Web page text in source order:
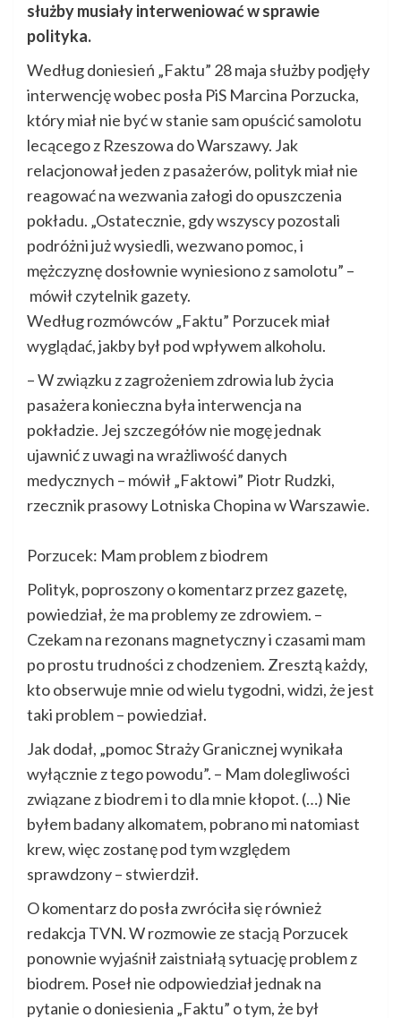
służby musiały interweniować w sprawie
polityka.
Według doniesień „Faktu” 28 maja służby podjęły
interwencję wobec posła PiS Marcina Porzucka,
który miał nie być w stanie sam opuścić samolotu
lecącego z Rzeszowa do Warszawy. Jak
relacjonował jeden z pasażerów, polityk miał nie
reagować na wezwania załogi do opuszczenia
pokładu. „Ostatecznie, gdy wszyscy pozostali
podróżni już wysiedli, wezwano pomoc, i
mężczyznę dosłownie wyniesiono z samolotu” –
mówił czytelnik gazety.
Według rozmówców „Faktu” Porzucek miał
wyglądać, jakby był pod wpływem alkoholu.
– W związku z zagrożeniem zdrowia lub życia
pasażera konieczna była interwencja na
pokładzie. Jej szczegółów nie mogę jednak
ujawnić z uwagi na wrażliwość danych
medycznych – mówił „Faktowi” Piotr Rudzki,
rzecznik prasowy Lotniska Chopina w Warszawie.
Porzucek: Mam problem z biodrem
Polityk, poproszony o komentarz przez gazetę,
powiedział, że ma problemy ze zdrowiem. –
Czekam na rezonans magnetyczny i czasami mam
po prostu trudności z chodzeniem. Zresztą każdy,
kto obserwuje mnie od wielu tygodni, widzi, że jest
taki problem – powiedział.
Jak dodał, „pomoc Straży Granicznej wynikała
wyłącznie z tego powodu”. – Mam dolegliwości
związane z biodrem i to dla mnie kłopot. (…) Nie
byłem badany alkomatem, pobrano mi natomiast
krew, więc zostanę pod tym względem
sprawdzony – stwierdził.
O komentarz do posła zwróciła się również
redakcja TVN. W rozmowie ze stacją Porzucek
ponownie wyjaśnił zaistniałą sytuację problem z
biodrem. Poseł nie odpowiedział jednak na
pytanie o doniesienia „Faktu” o tym, że był